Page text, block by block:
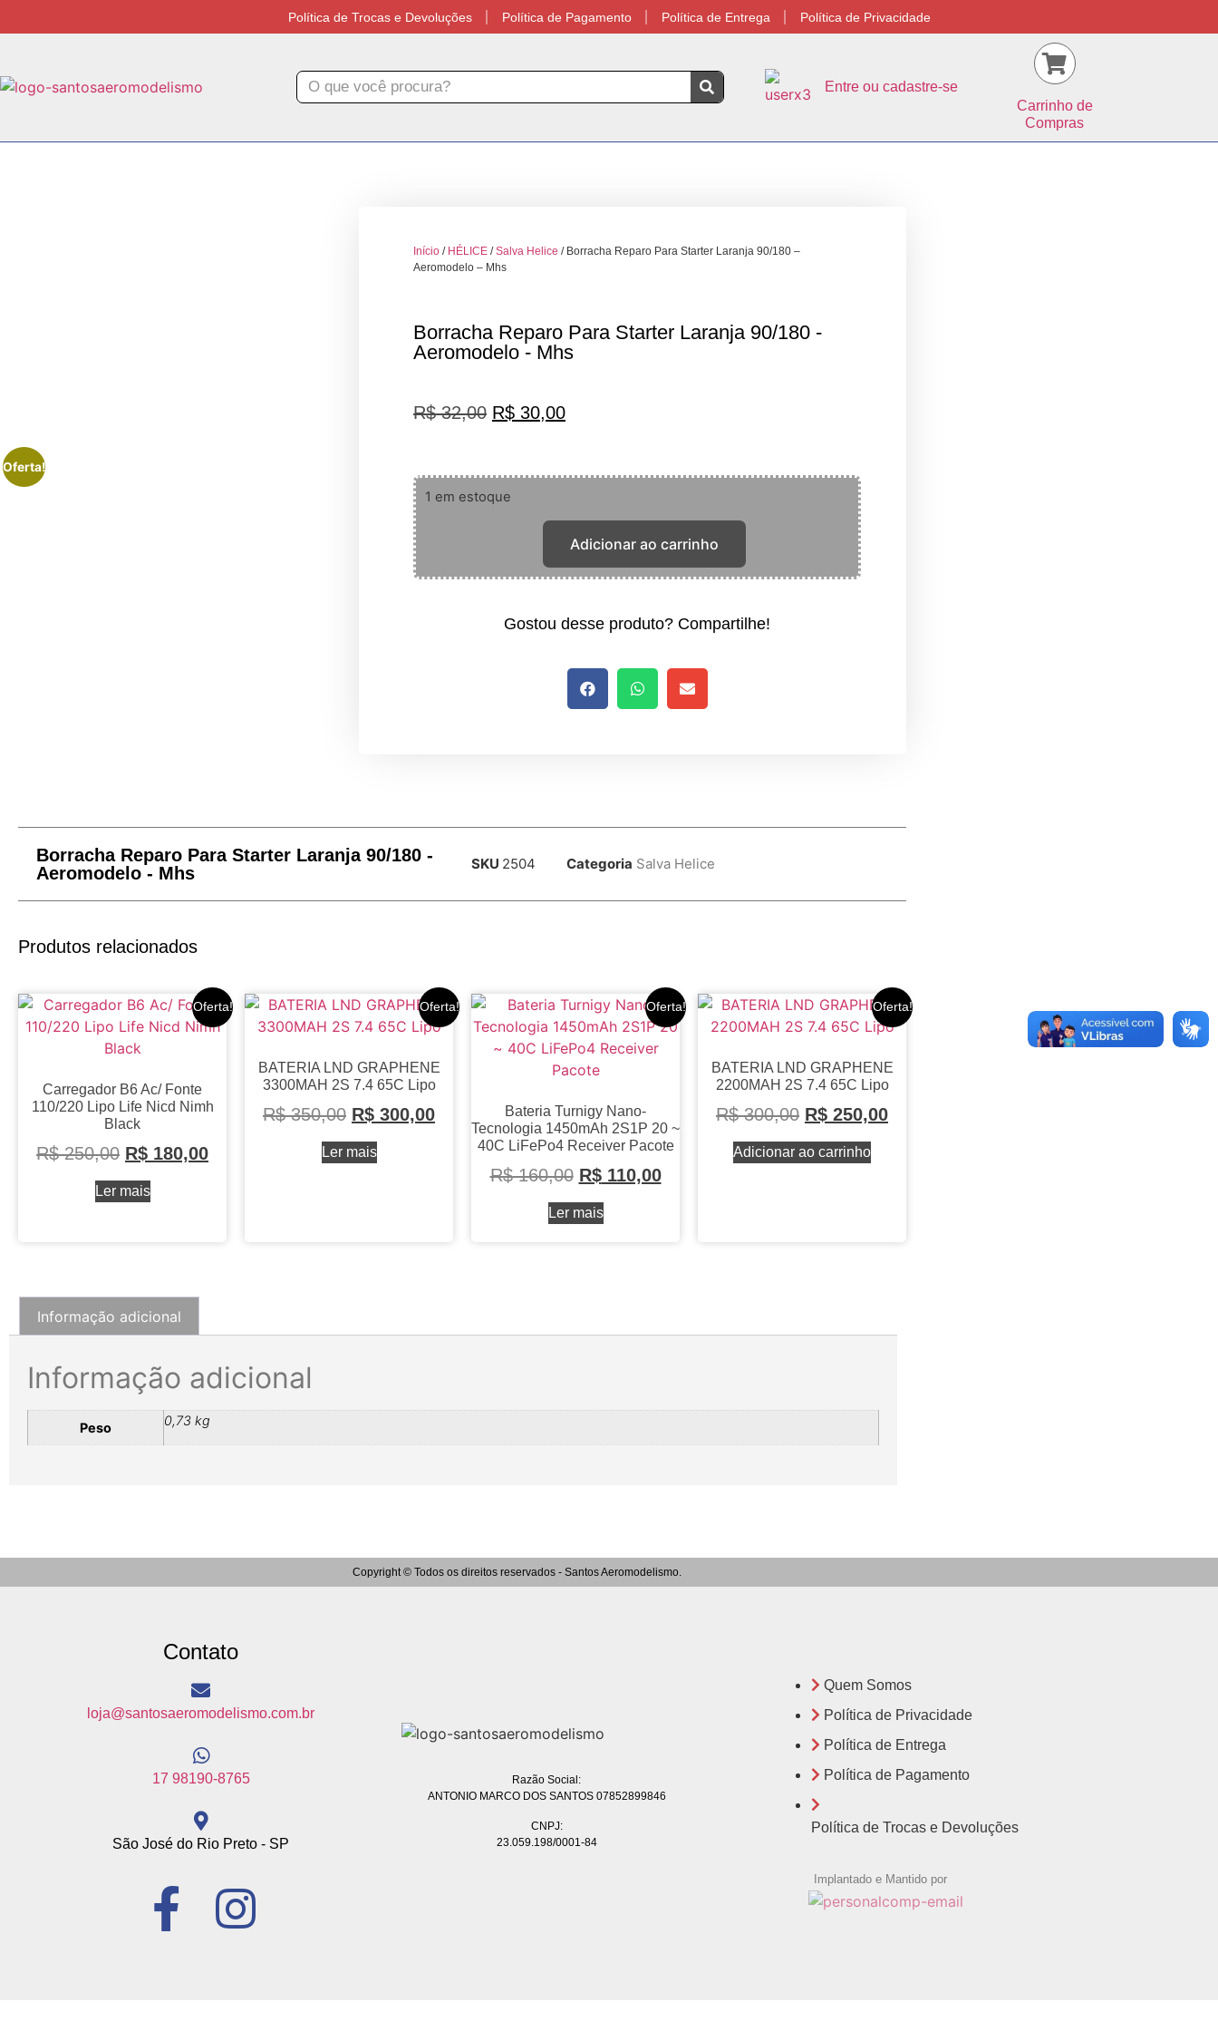
Política de Trocas e Devoluções Política de Pagamento Política de Entrega Política de Privacidade
Entre ou cadastre-se
Carrinho de
Compras
Oferta!
Início / HÉLICE /Salva Helice / Borracha Reparo Para Starter Laranja 90/180 –
Aeromodelo – Mhs
Borracha Reparo Para Starter Laranja 90/180 -
Aeromodelo - Mhs
R$32,00 R$ 30,00
1 em estoque
Adicionar ao carrinho
Gostou desse produto? Compartilhe!
Borracha Reparo Para Starter Laranja 90/180 -
Aeromodelo - Mhs
SKU 2504 Categoria Salva Helice
Produtos relacionados
Oferta!
Carregador B6 Ac/ Fonte
110/220 Lipo Life Nicd Nimh
Black
R$250,00 R$ 180,00
Ler mais
Oferta!
BATERIA LND GRAPHENE
3300MAH 2S 7.4 65C Lipo
R$350,00 R$ 300,00
Ler mais
Oferta!
Bateria Turnigy Nano-
Tecnologia 1450mAh 2S1P 20 ~
40C LiFePo4 Receiver Pacote
R$160,00 R$110,00
Ler mais
Oferta!
BATERIA LND GRAPHENE
2200MAH 2S 7.4 65C Lipo
R$300,00 R$ 250,00
Adicionar ao carrinho
Informação adicional
Informação adicional
Peso 0,73 kg
Copyright © Todos os direitos reservados - Santos Aeromodelismo.
Contato
loja@santosaeromodelismo.com.br
17 98190-8765
São José do Rio Preto - SP
Razão Social:
ANTONIO MARCO DOS SANTOS 07852899846
CNPJ:
23.059.198/0001-84
Quem Somos
Política de Privacidade
Política de Entrega
Política de Pagamento
Política de Trocas e Devoluções
Implantado e Mantido por